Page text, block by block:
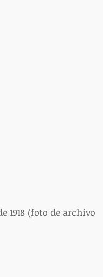
1918 (foto de archivo